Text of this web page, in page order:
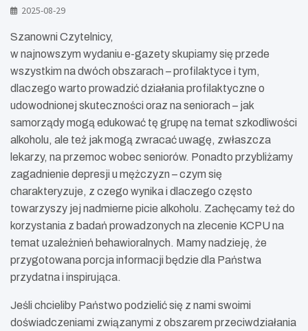
2025-08-29
Szanowni Czytelnicy,
w najnowszym wydaniu e-gazety skupiamy się przede
wszystkim na dwóch obszarach – profilaktyce i tym,
dlaczego warto prowadzić działania profilaktyczne o
udowodnionej skuteczności oraz na seniorach – jak
samorządy mogą edukować tę grupę na temat szkodliwości
alkoholu, ale też jak mogą zwracać uwagę, zwłaszcza
lekarzy, na przemoc wobec seniorów. Ponadto przybliżamy
zagadnienie depresji u mężczyzn – czym się
charakteryzuje, z czego wynika i dlaczego często
towarzyszy jej nadmierne picie alkoholu. Zachęcamy też do
korzystania z badań prowadzonych na zlecenie KCPU na
temat uzależnień behawioralnych. Mamy nadzieję, że
przygotowana porcja informacji będzie dla Państwa
przydatna i inspirująca.
Jeśli chcieliby Państwo podzielić się z nami swoimi
doświadczeniami związanymi z obszarem przeciwdziałania